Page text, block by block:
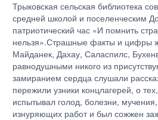
Трыковская сельская библиотека
средней школой и поселенческим
патриотический час «И помнить
нельзя».Страшные факты и цифры
Майданек, Дахау, Саласпилс,
равнодушными никого из
замиранием сердца слушали
пережили узники концлагерей, о
испытывал голод, болезни, мучения,
изнуряющих работ и был сожжен